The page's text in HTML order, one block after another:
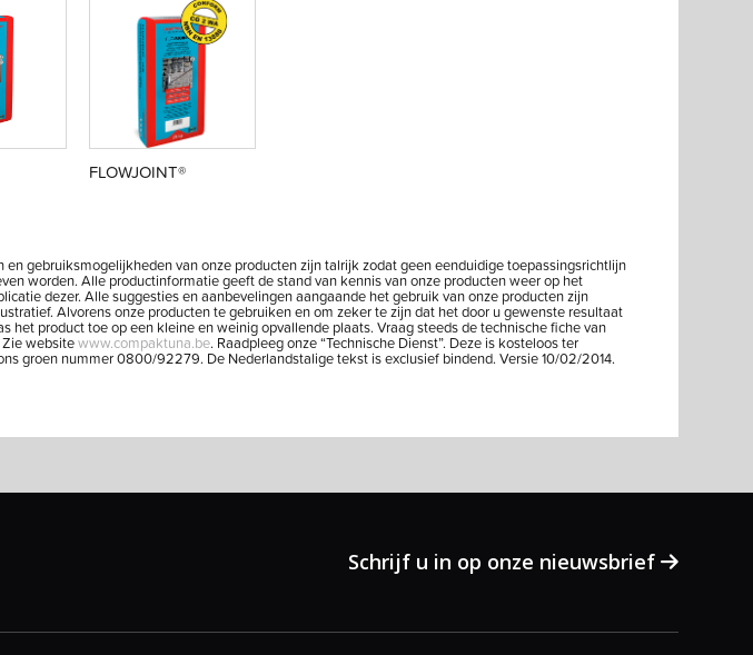
FLOWJOINT®
en gebruiksmogelijkheden van onze producten zijn talrijk zodat geen eenduidige toepassingsrichtlijn
worden. Alle productinformatie geeft de stand van kennis van onze producten weer op het
dezer. Alle suggesties en aanbevelingen aangaande het gebruik van onze producten zijn
Alvorens onze producten te gebruiken en om zeker te zijn dat het door u gewenste resultaat
het product toe op een kleine en weinig opvallende plaats. Vraag steeds de technische fiche van
websitewww.compaktuna.be. Raadpleeg onze “Technische Dienst”. Deze is kosteloos ter
groen nummer 0800/92279. De Nederlandstalige tekst is exclusief bindend. Versie 10/02/2014.
Schrijf u in op onze nieuwsbrief